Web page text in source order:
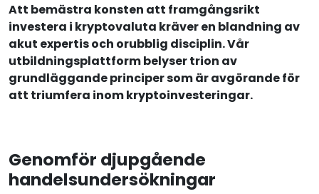
Att bemästra konsten att framgångsrikt
investera i kryptovaluta kräver en blandning av
akut expertis och orubblig disciplin. Vår
utbildningsplattform belyser trion av
grundläggande principer som är avgörande för
att triumfera inom kryptoinvesteringar.
Genomför djupgående
handelsundersökningar